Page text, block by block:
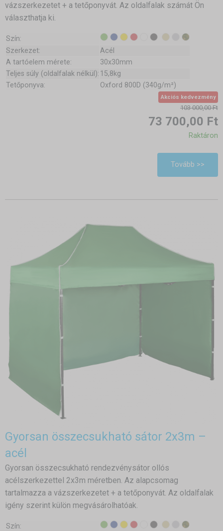
vázszerkezetet + a tetőponyvát. Az oldalfalak számát Ön
választhatja ki.
Szín:
Szerkezet:
Acél
A tartóelem mérete:
30x30mm
Teljes súly (oldalfalak nélkül): 15,8kg
Tetőponyva:
Oxford 800D (340g/m²)
Akciós kedvezmény
103 000,00 Ft
73 700,00 Ft
Raktáron
Tovább >>
Gyorsan összecsukható sátor 2x3m –
acél
Gyorsan összecsukható rendezvénysátor ollós
acélszerkezettel 2x3m méretben. Az alapcsomag
tartalmazza a vázszerkezetet + a tetőponyvát. Az oldalfalak
igény szerint külön megvásárolhatóak.
Szín: